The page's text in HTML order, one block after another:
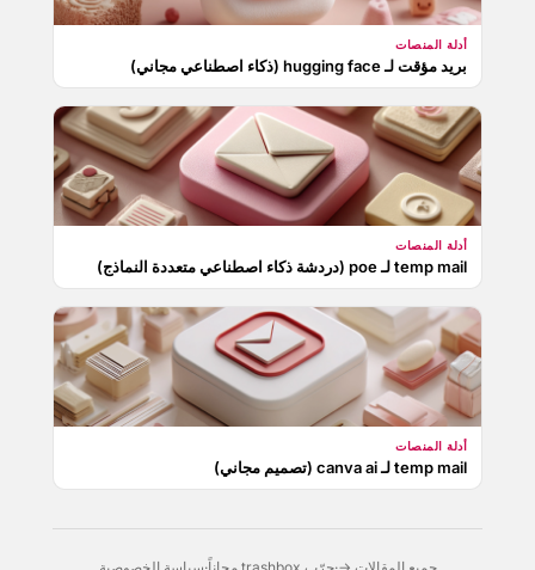
أدلة المنصات
بريد مؤقت لـ hugging face (ذكاء اصطناعي مجاني)
أدلة المنصات
temp mail لـ poe (دردشة ذكاء اصطناعي متعددة النماذج)
أدلة المنصات
temp mail لـ canva ai (تصميم مجاني)